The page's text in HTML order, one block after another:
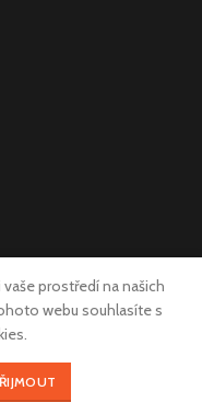
Made with
prostředí na našich
webu souhlasíte s